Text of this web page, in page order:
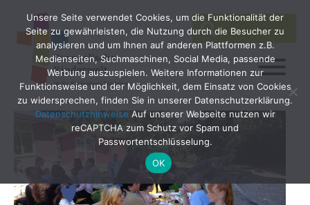
Search
for:
SEARCH
Unsere Seite verwendet Cookies, um die Funktionalität der
Seite zu gewährleisten, die Nutzung durch die Besucher zu
analysieren und um Ihnen auf anderen Plattformen z.B.
Medienseiten, Suchmaschinen, Social Media, passende
Werbung auszuspielen. Weitere Informationen zur
Funktionsweise und der Möglichkeit, dem Einsatz von Cookies
zu widersprechen, finden Sie in unserer Datenschutzerklärung.
Datenschutzhinweise Auf unserer Webseite nutzen wir
reCAPTCHA zum Schutz vor Spam und
Passwortentschlüsselung.
OK